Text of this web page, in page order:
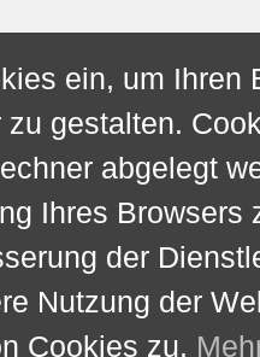
ein, um Ihren
gestalten.
abgelegt
Ihres Browsers
der
Nutzung der
Cookies zu.